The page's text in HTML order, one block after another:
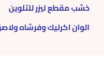
خشب مقطع ليزر للتلوين
الوان اكرليك وفرشاه ولاصق